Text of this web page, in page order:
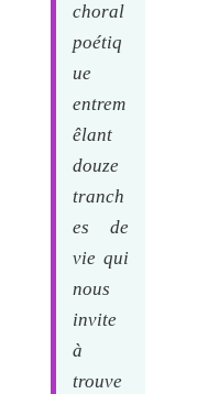
choral
poétiq
ue
entrem
êlant
douze
tranch
es de
vie qui
nous
invite
à
trouve